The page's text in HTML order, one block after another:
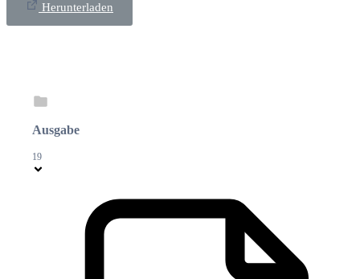
Herunterladen
Ausgabe
19